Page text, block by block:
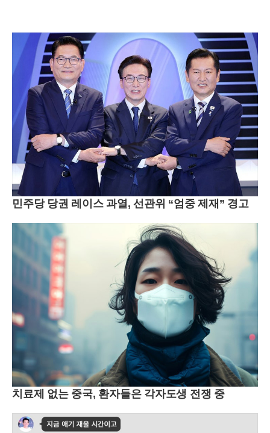
민주당 당권 레이스 과열, 선관위 “엄중 제재” 경고
치료제 없는 중국, 환자들은 각자도생 전쟁 중